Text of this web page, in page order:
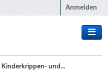
Anmelden
Kinderkrippen- und...